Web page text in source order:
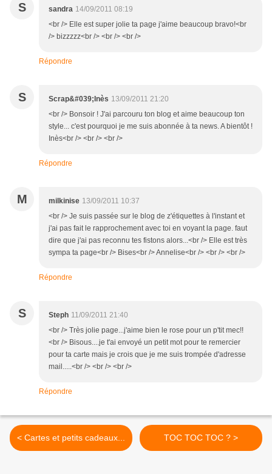
S sandra 14/09/2011 08:19
<br /> Elle est super jolie ta page j'aime beaucoup bravo!<br
/> bizzzzz<br /> <br /> <br />
Répondre
S Scrap&#039;Inès 13/09/2011 21:20
<br /> Bonsoir ! J'ai parcouru ton blog et aime beaucoup ton
style... c'est pourquoi je me suis abonnée à ta news. A bientôt !
Inès<br /> <br /> <br />
Répondre
M milkinise 13/09/2011 10:37
<br /> Je suis passée sur le blog de z'étiquettes à l'instant et
j'ai pas fait le rapprochement avec toi en voyant la page. faut
dire que j'ai pas reconnu tes fistons alors...<br /> Elle est très
sympa ta page<br /> Bises<br /> Annelise<br /> <br /> <br />
Répondre
S Steph 11/09/2011 21:40
<br /> Très jolie page...j'aime bien le rose pour un p'tit mec!!
<br /> Bisous....je t'ai envoyé un petit mot pour te remercier
pour ta carte mais je crois que je me suis trompée d'adresse
mail.....<br /> <br /> <br />
Répondre
< Cartes et petits cadeaux... TOC TOC TOC ? >